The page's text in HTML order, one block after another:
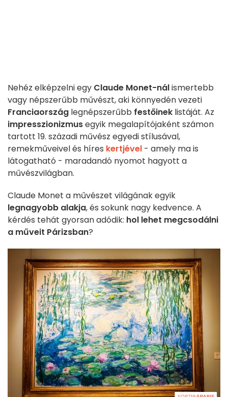
Nehéz elképzelni egy Claude Monet-nálismertebb
vagy népszerűbb művészt, aki könnyedén vezeti
Franciaország legnépszerűbb festőinek listáját. Az
impresszionizmusegyik megalapítójaként számon
tartott 19. századi művész egyedi stílusával,
remekműveivel és híres kertjével - amely ma is
látogatható - maradandó nyomot hagyott a
művészvilágban.
Claude Monet a művészet világának egyik
legnagyobb alakja, és sokunk nagy kedvence. A
kérdés tehát gyorsan adódik: hol lehet megcsodálni
a műveit Párizsban?